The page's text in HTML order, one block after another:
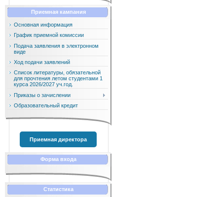
Приемная кампания
Основная информация
График приемной комиссии
Подача заявления в электронном
виде
Ход подачи заявлений
Список литературы, обязательной
для прочтения летом студентами 1
курса 2026/2027 уч.год.
Приказы о зачислении
Образовательный кредит
Приемная директора
Форма входа
Статистика